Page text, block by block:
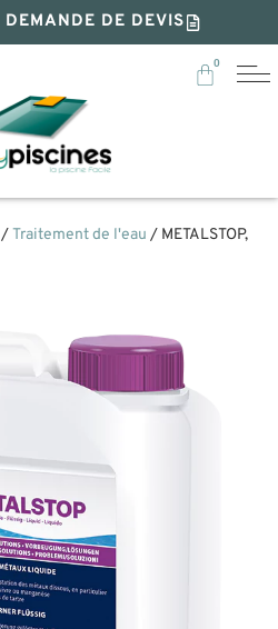
DEMANDE DE DEVIS
0
/Traitement de l'eau / METALSTOP,